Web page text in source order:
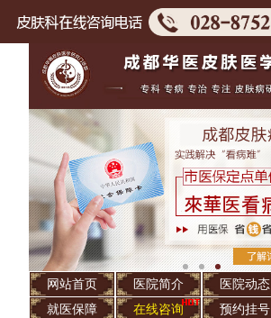
网站首页 医院简介 医院动态
就医保障
在线咨询 预约挂号